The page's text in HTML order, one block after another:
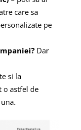
care sa
pe
Dar
si la
o astfel de